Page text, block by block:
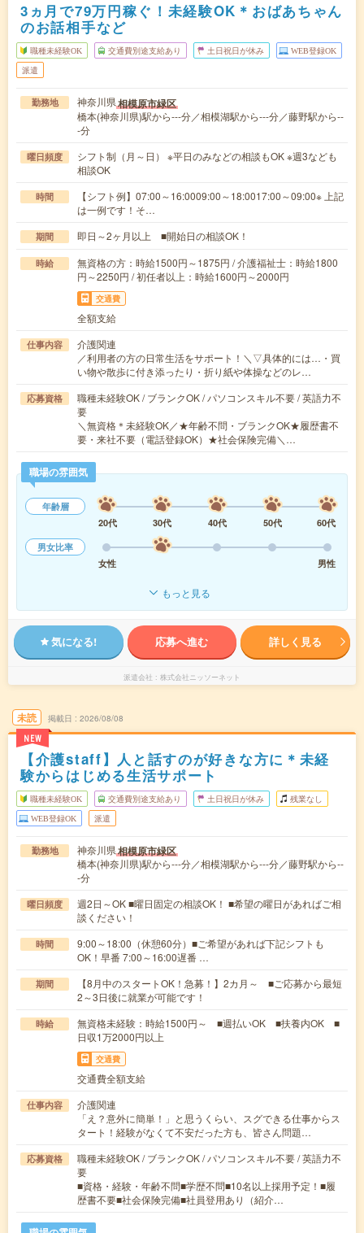
3ヵ月で79万円稼ぐ！未経験OK＊おばあちゃん
のお話相手など
職種未経験OK 交通費別途支給あり 土日祝日が休み WEB登録OK
派遣
勤務地 神奈川県相模原市緑区
橋本(神奈川県)駅から---分／相模湖駅から---分／藤野駅から--
-分
曜日頻度
シフト制（月～日） ※平日のみなどの相談もOK ※週3なども
相談OK
時間
【シフト例】07:00～16:0009:00～18:0017:00～09:00※ 上記
は一例です！そ…
期間 即日～2ヶ月以上 ■開始日の相談OK！
時給
無資格の方：時給1500円～1875円 / 介護福祉士：時給1800
円～2250円 / 初任者以上：時給1600円～2000円
交通費
全額支給
仕事内容
介護関連
／利用者の方の日常生活をサポート！＼▽具体的には…・買
い物や散歩に付き添ったり・折り紙や体操などのレ…
応募資格
職種未経験OK / ブランクOK / パソコンスキル不要 / 英語力不
要
＼無資格＊未経験OK／★年齢不問・ブランクOK★履歴書不
要・来社不要（電話登録OK）★社会保険完備＼…
職場の雰囲気
年齢層
20代
30代 40代 50代
60代
男女比率
女性
男性
もっと見る
気になる! 応募へ進む 詳しく見る
派遣会社 株式会社ニッソーネット
未読
NEW
掲載日 2026/08/08
【介護staff】人と話すのが好きな方に＊未経
験からはじめる生活サポート
職種未経験OK 交通費別途支給あり 土日祝日が休み 残業なし
WEB登録OK 派遣
勤務地 神奈川県相模原市緑区
橋本(神奈川県)駅から---分／相模湖駅から---分／藤野駅から--
-分
曜日頻度
週2日～OK ■曜日固定の相談OK！ ■希望の曜日があればご相
談ください！
時間
9:00～18:00（休憩60分）■ご希望があれば下記シフトも
OK！早番 7:00～16:00遅番 …
期間
【8月中のスタートOK！急募！】2カ月～ ■ご応募から最短
2～3日後に就業が可能です！
時給
無資格未経験：時給1500円～ ■週払いOK ■扶養内OK ■
日収1万2000円以上
交通費
交通費全額支給
仕事内容
介護関連
「え？意外に簡単！」と思うくらい、スグできる仕事からス
タート！経験がなくて不安だった方も、皆さん問題…
応募資格
職種未経験OK / ブランクOK / パソコンスキル不要 / 英語力不
要
■資格・経験・年齢不問■学歴不問■10名以上採用予定！■履
歴書不要■社会保険完備■社員登用あり（紹介…